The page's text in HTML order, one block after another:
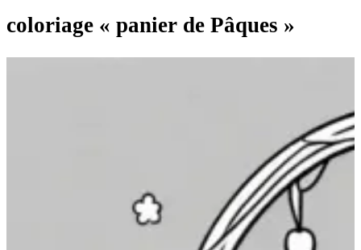
FRANÇAIS
MALAGASY
coloriage « panier de Pâques »